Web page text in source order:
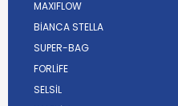
MAXIFLOW
BİANCA STELLA
SUPER-BAG
FORLİFE
SELSİL